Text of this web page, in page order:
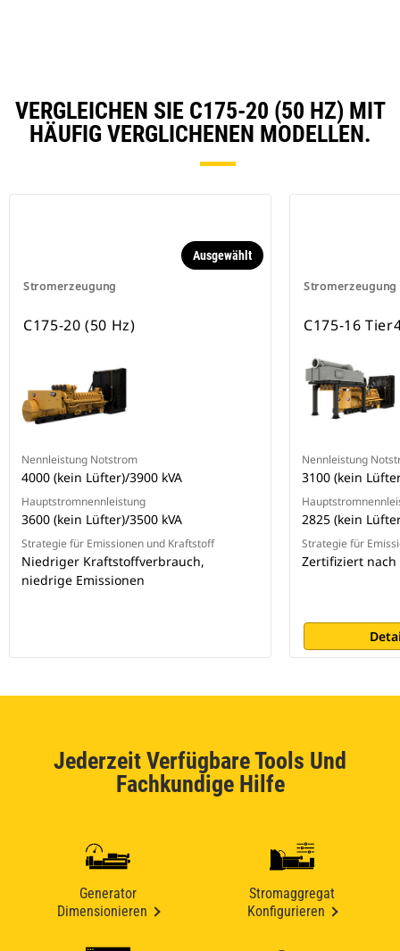
VERGLEICHEN SIE C175-20 (50 HZ) MIT
HÄUFIG VERGLICHENEN MODELLEN.
Stromerzeugung
Ausgewählt
C175-20 (50 Hz)
Nennleistung Notstrom
4000 (kein Lüfter)/3900 kVA
Hauptstromnennleistung
3600 (kein Lüfter)/3500 kVA
Strategie für Emissionen und Kraftstoff
Niedriger Kraftstoffverbrauch,
niedrige Emissionen
Stromerzeugung
C175-16
Nennleistung
3100 (kein
2825 (kein
Strategie für
Zertifiziert nach
Jederzeit Verfügbare Tools Und
Fachkundige Hilfe
Generator
Dimensionieren
Stromaggregat
Konfigurieren